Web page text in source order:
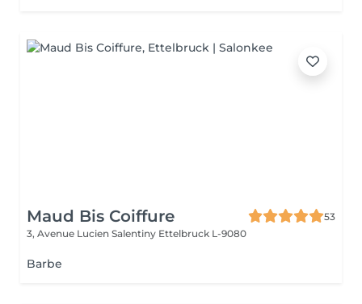
Maud Bis Coiffure
53
3, Avenue Lucien Salentiny Ettelbruck L-9080
Barbe